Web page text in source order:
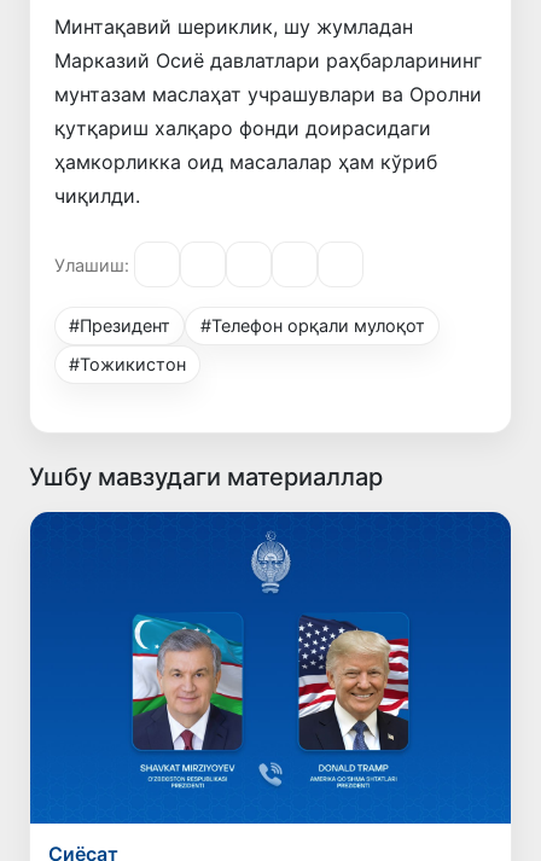
Минтақавий шериклик, шу жумладан
Марказий Осиё давлатлари раҳбарларининг
мунтазам маслаҳат учрашувлари ва Оролни
қутқариш халқаро фонди доирасидаги
ҳамкорликка оид масалалар ҳам кўриб
чиқилди.
Улашиш:
#Президент
#Телефон орқали мулоқот
#Тожикистон
Ушбу мавзудаги материаллар
Сиёсат